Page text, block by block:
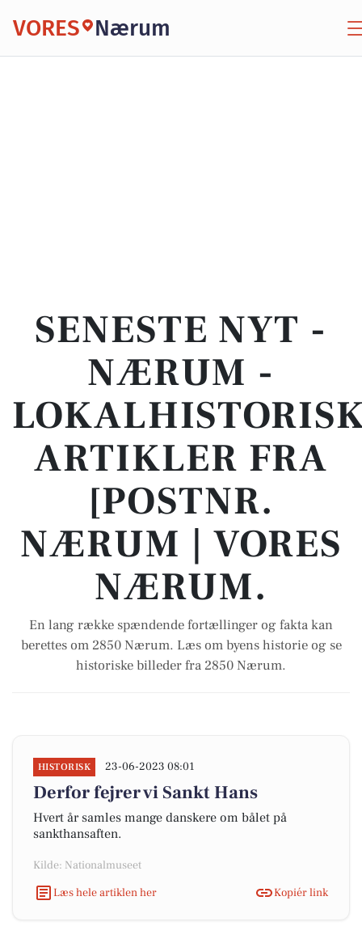
VORES Nærum
SENESTE NYT -
NÆRUM -
ARTIKLER FRA
[POSTNR.
NÆRUM | VORES
NÆRUM.
En lang række spændende fortællinger og fakta kan
berettes om 2850 Nærum. Læs om byens historie og se
historiske billeder fra 2850 Nærum.
HISTORISK 23-06-2023 08:01
Derfor fejrer vi Sankt Hans
Hvert år samles mange danskere om bålet på
sankthansaften.
Kilde: Nationalmuseet
Læs hele artiklen her
Kopiér link